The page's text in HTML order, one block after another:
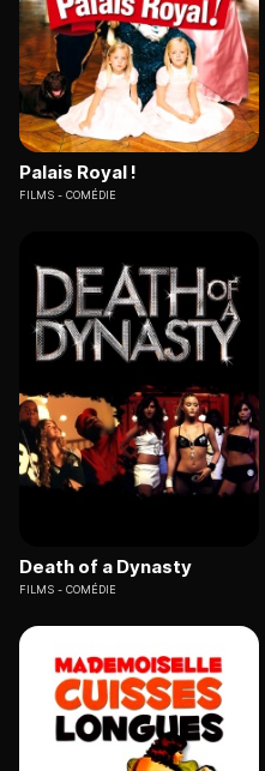
Palais Royal !
FILMS COMÉDIE
Death of a Dynasty
FILMS COMÉDIE